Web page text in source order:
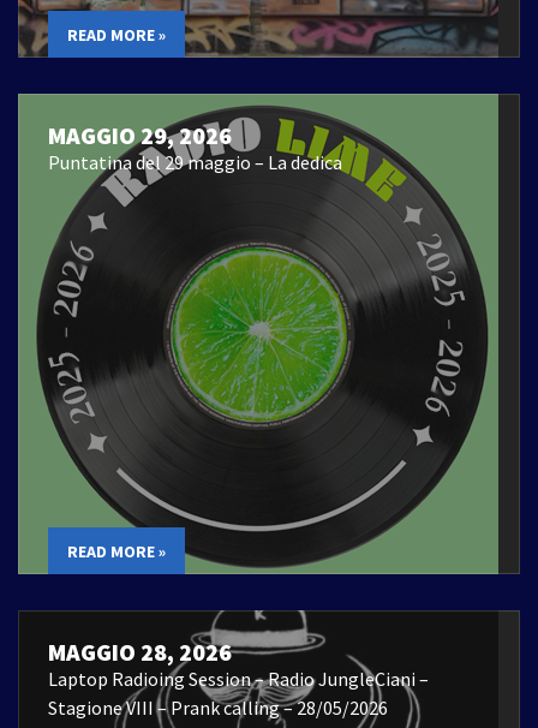
READ MORE »
MAGGIO 29, 2026
Puntatina del 29 maggio – La dedica
READ MORE »
MAGGIO 28, 2026
Laptop Radioing Session – Radio JungleCiani –
Stagione VIII – Prank calling – 28/05/2026